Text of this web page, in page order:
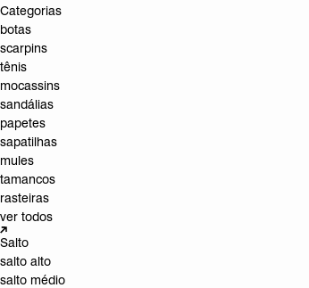
Categorias
botas
scarpins
tênis
mocassins
sandálias
papetes
sapatilhas
mules
tamancos
rasteiras
ver todos
Salto
salto alto
salto médio